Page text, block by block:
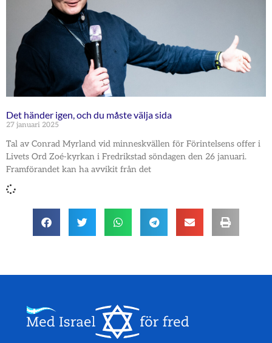
Det händer igen, och du måste välja sida
27 januari 2025
Tal av Conrad Myrland vid minneskvällen för Förintelsens offer i
Livets Ord Zoé-kyrkan i Fredrikstad söndagen den 26 januari.
Framförandet kan ha avvikit från det